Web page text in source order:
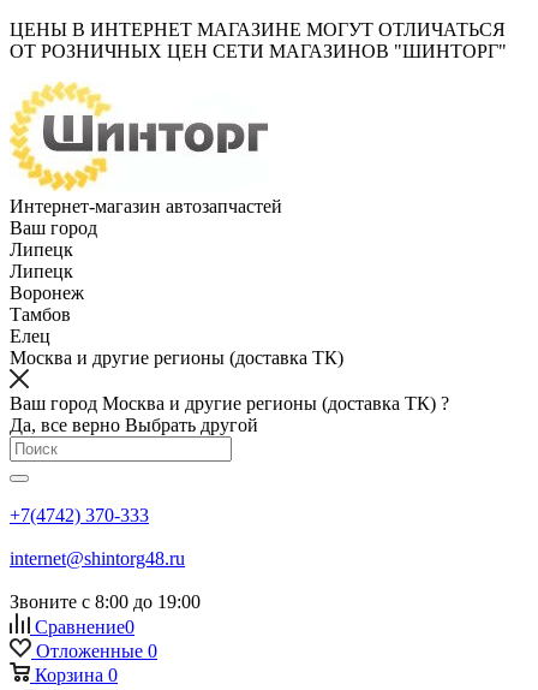
ЦЕНЫ В ИНТЕРНЕТ МАГАЗИНЕ МОГУТ ОТЛИЧАТЬСЯ
ОТ РОЗНИЧНЫХ ЦЕН СЕТИ МАГАЗИНОВ "ШИНТОРГ"
Интернет-магазин автозапчастей
Ваш город
Липецк
Липецк
Воронеж
Тамбов
Елец
Москва и другие регионы (доставка ТК)
Ваш город Москва и другие регионы (доставка ТК) ?
Да, все верно Выбрать другой
+7(4742) 370-333
internet@shintorg48.ru
Звоните с 8:00 до 19:00
Сравнение0
Отложенные 0
Корзина 0